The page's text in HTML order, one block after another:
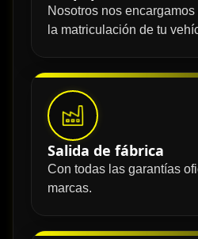
Nosotros nos
la matriculación de tu
Salida de fábrica
Con todas las garantías
marcas.